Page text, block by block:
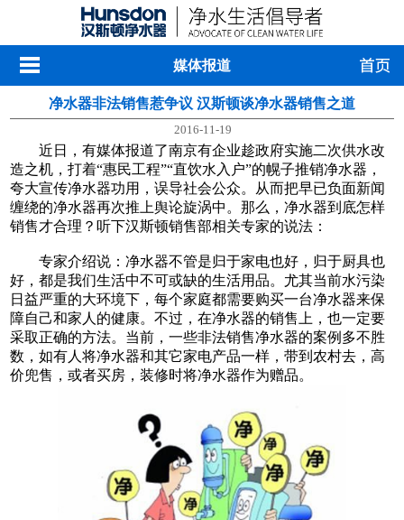
媒体报道
净水器非法销售惹争议 汉斯顿谈净水器销售之道
2016-11-19
近日，有媒体报道了南京有企业趁政府实施二次供水改
造之机，打着“惠民工程”“直饮水入户”的幌子推销净水器，
夸大宣传净水器功用，误导社会公众。从而把早已负面新闻
缠绕的净水器再次推上舆论旋涡中。那么，净水器到底怎样
销售才合理？听下汉斯顿销售部相关专家的说法：
专家介绍说：净水器不管是归于家电也好，归于厨具也
好，都是我们生活中不可或缺的生活用品。尤其当前水污染
日益严重的大环境下，每个家庭都需要购买一台净水器来保
障自己和家人的健康。不过，在净水器的销售上，也一定要
采取正确的方法。当前，一些非法销售净水器的案例多不胜
数，如有人将净水器和其它家电产品一样，带到农村去，高
价兜售，或者买房，装修时将净水器作为赠品。